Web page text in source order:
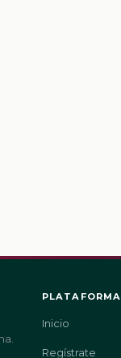
PLATAFORMA
Inicio
Regístrate